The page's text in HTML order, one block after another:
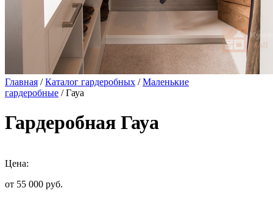
Главная /Каталог гардеробных /Маленькие
гардеробные / Гауа
Гардеробная Гауа
Цена:
от 55 000 руб.